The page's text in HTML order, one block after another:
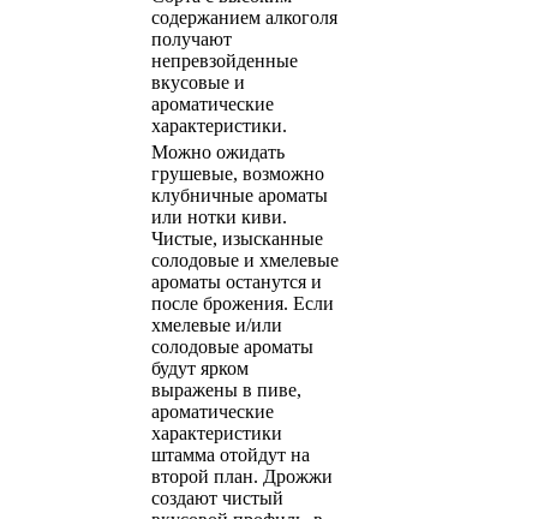
содержанием алкоголя
получают
непревзойденные
вкусовые и
ароматические
характеристики.
Можно ожидать
грушевые, возможно
клубничные ароматы
или нотки киви.
Чистые, изысканные
солодовые и хмелевые
ароматы останутся и
после брожения. Если
хмелевые и/или
солодовые ароматы
будут ярком
выражены в пиве,
ароматические
характеристики
штамма отойдут на
второй план. Дрожжи
создают чистый